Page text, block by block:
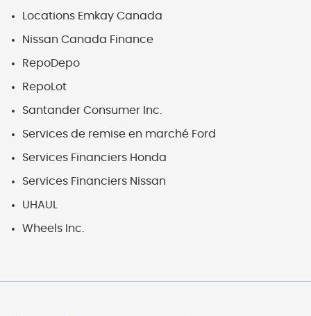
Locations Emkay Canada
Nissan Canada Finance
RepoDepo
RepoLot
Santander Consumer Inc.
Services de remise en marché Ford
Services Financiers Honda
Services Financiers Nissan
UHAUL
Wheels Inc.